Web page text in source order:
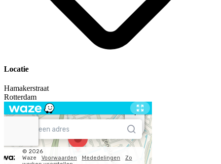
Locatie
Hamakerstraat
Rotterdam